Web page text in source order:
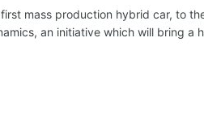
mass production hybrid car, to
an initiative which will bring a